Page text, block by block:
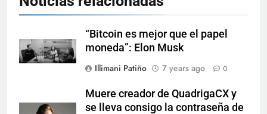
“Bitcoin es mejor que el papel
moneda”: Elon Musk
Illimani Patiño
7 years ago 0
Muere creador de QuadrigaCX y
se lleva consigo la contraseña de